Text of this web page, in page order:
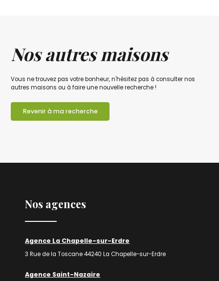
Nos autres maisons
Vous ne trouvez pas votre bonheur, n'hésitez pas à consulter nos
autres maisons ou à faire une nouvelle recherche !
Revenir à ma recherche
Nos agences
Agence La Chapelle-sur-Erdre
3 Rue de la Toscane 44240 La Chapelle-sur-Erdre
Agence Saint-Nazaire